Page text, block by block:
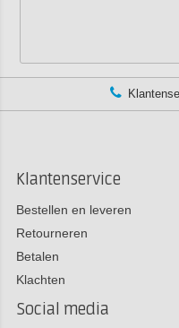
Klantenservice
Bestellen en leveren
Retourneren
Betalen
Klachten
Social media